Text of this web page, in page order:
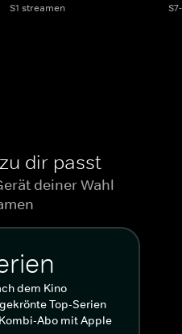
S1 streamen
dir passt
deiner Wahl
dem Kino
Top-Serien
Abo mit Apple